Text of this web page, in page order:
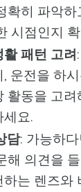
확히 파악하
시점인지
패턴 고려
운전을 하
활동을 고
세요.
담: 가능하
해 의견을
하는 렌즈와